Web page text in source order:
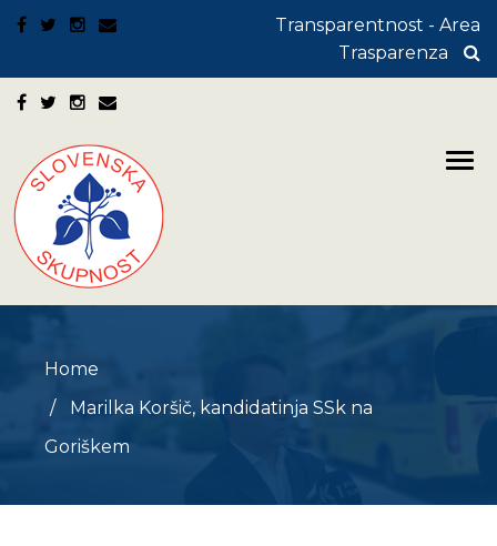
Transparentnost - Area
Trasparenza
Home
Marilka Koršič, kandidatinja SSk na
Goriškem